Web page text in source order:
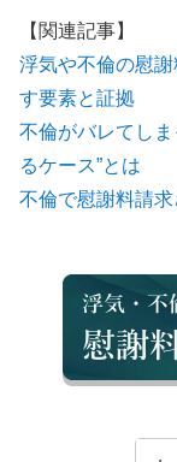
【関連記事】
浮気や不倫の慰
す要素と証拠
不倫がバレてし
るケース”とは
不倫で慰謝料請